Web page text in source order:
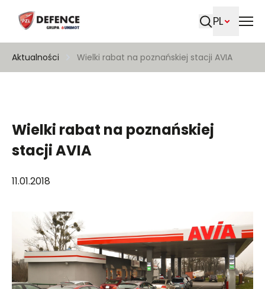
PL
Aktualności Wielki rabat na poznańskiej stacji AVIA
Wielki rabat na poznańskiej
stacji AVIA
11.01.2018